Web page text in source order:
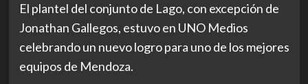
El plantel del conjunto de Lago, con excepción de
Jonathan Gallegos, estuvo en UNO Medios
celebrando un nuevo logro para uno de los mejores
equipos de Mendoza.